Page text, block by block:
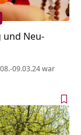
und Neu-
09.03.24 war